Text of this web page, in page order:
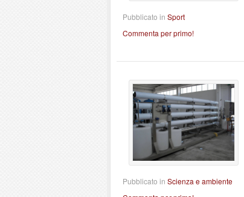
Pubblicato in Sport
Commenta per primo!
Pubblicato in Scienza e ambiente